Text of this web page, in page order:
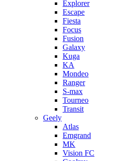
Explorer
Escape
Fiesta
Focus
Fusion
Galaxy
Kuga
KA
Mondeo
Ranger
S-max
Tourneo
Transit
Geely
Atlas
Emgrand
MK
Vision FC